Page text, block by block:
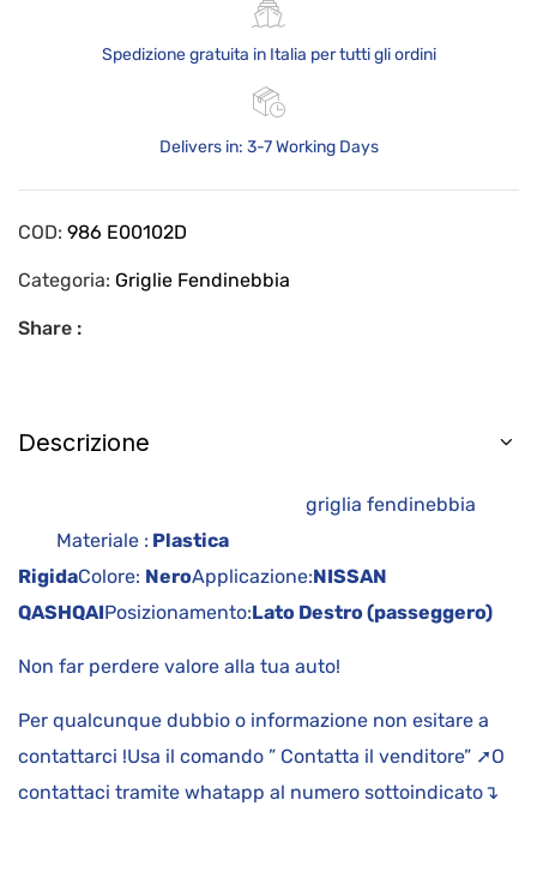
Spedizione gratuita in Italia per tutti gli ordini
Delivers in: 3-7 Working Days
COD: 986 E00102D
Categoria: Griglie Fendinebbia
Share :
Descrizione
griglia fendinebbia
Materiale : Plastica
RigidaColore: NeroApplicazione:NISSAN
QASHQAIPosizionamento:Lato Destro (passeggero)
Non far perdere valore alla tua auto!
Per qualcunque dubbio o informazione non esitare a
contattarci !Usa il comando ” Contatta il venditore” ➚O
contattaci tramite whatapp al numero sottoindicato↴